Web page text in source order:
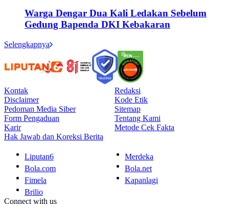
Warga Dengar Dua Kali Ledakan Sebelum
Gedung Bapenda DKI Kebakaran
Selengkapnya
Kontak
Redaksi
Disclaimer
Kode Etik
Pedoman Media Siber
Sitemap
Form Pengaduan
Tentang Kami
Karir
Metode Cek Fakta
Hak Jawab dan Koreksi Berita
Liputan6
Merdeka
Bola.com
Bola.net
Fimela
Kapanlagi
Brilio
Connect with us